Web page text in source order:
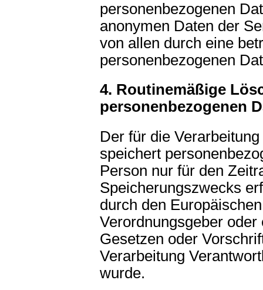
personenbezogenen
anonymen Daten der
von allen durch eine
personenbezogenen
4. Routinemäßige
personenbezogenen
Der für die
speichert
Person nur für den
Speicherungszwecks
durch den
Verordnungsgeber
Gesetzen oder
Verarbeitung
wurde.